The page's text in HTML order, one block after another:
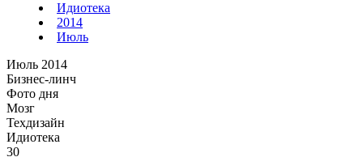
Идиотека
2014
Июль
Июль 2014
Бизнес-линч
Фото дня
Мозг
Техдизайн
Идиотека
30